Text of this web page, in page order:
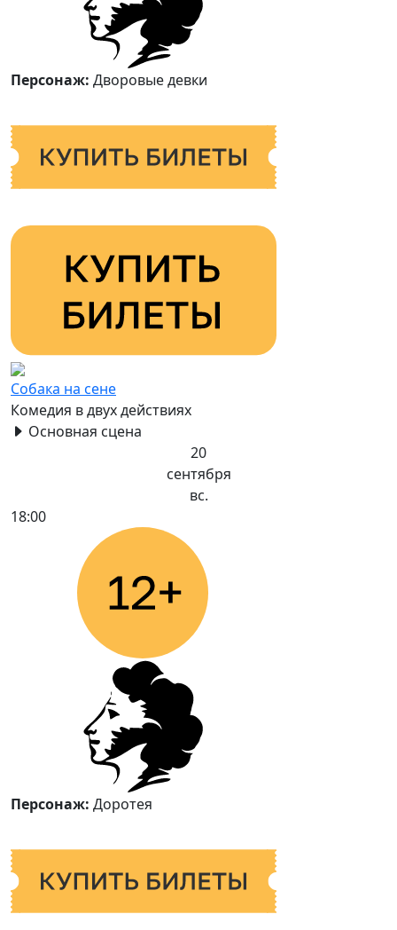
Персонаж: Дворовые девки
Собака на сене
Комедия в двух действиях
Основная сцена
20
сентября
вс.
18:00
Персонаж: Доротея